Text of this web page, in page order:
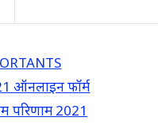
ऑनलाइन फॉर्म
परिणाम 2021